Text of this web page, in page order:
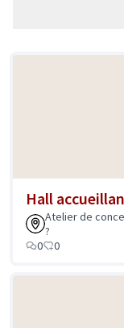
Hall
Atelier de
?
0
0